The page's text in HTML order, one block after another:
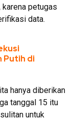
karena petugas
data.
Putih di
hanya diberikan
tanggal 15 itu
untuk